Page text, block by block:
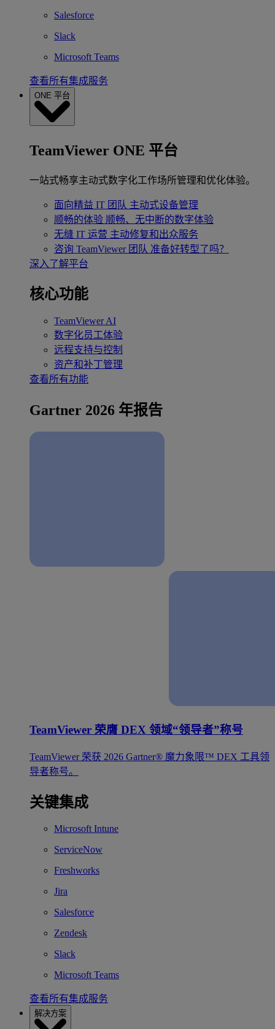
Salesforce
Slack
Microsoft Teams
查看所有集成服务
ONE 平台
TeamViewer ONE 平台
一站式畅享主动式数字化工作场所管理和优化体验。
面向精益 IT 团队 主动式设备管理
顺畅的体验 顺畅、无中断的数字体验
无缝 IT 运营 主动修复和出众服务
咨询 TeamViewer 团队 准备好转型了吗？
深入了解平台
核心功能
TeamViewer AI
数字化员工体验
远程支持与控制
资产和补丁管理
查看所有功能
Gartner 2026 年报告
TeamViewer 荣膺 DEX 领域“领导者”称号
TeamViewer 荣获 2026 Gartner® 魔力象限™ DEX 工具领
导者称号。
关键集成
Microsoft Intune
ServiceNow
Freshworks
Jira
Salesforce
Zendesk
Slack
Microsoft Teams
查看所有集成服务
解决方案